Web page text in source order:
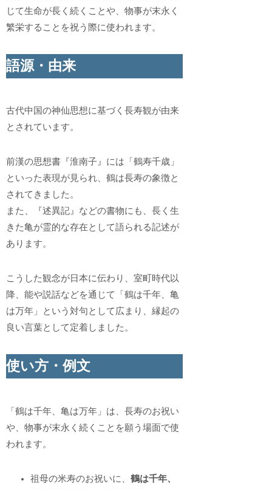
じて生命が長く続くことや、物事が末永く
繁栄することを祝う際に使われます。
語源・由来
古代中国の神仙思想に基づく長寿観が由来
とされています。
前漢の思想書『淮南子』には「鶴寿千歳」
といった表現が見られ、鶴は長寿の象徴と
されてきました。
また、『述異記』などの書物にも、長く生
きた亀が霊的な存在として語られる記述が
あります。
こうした観念が日本に伝わり、室町時代以
降、能や説話などを通じて「鶴は千年、亀
は万年」という対句として広まり、縁起の
良い言葉として定着しました。
使い方・例文
「鶴は千年、亀は万年」は、長寿のお祝い
や、物事が末永く続くことを願う場面で使
われます。
祖母の米寿のお祝いに、鶴は千年、